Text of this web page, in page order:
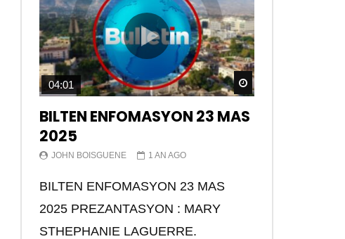
Watch Later
04:01
BILTEN ENFOMASYON 23 MAS
2025
JOHN BOISGUENE 1 AN AGO
BILTEN ENFOMASYON 23 MAS
2025 PREZANTASYON : MARY
STHEPHANIE LAGUERRE.